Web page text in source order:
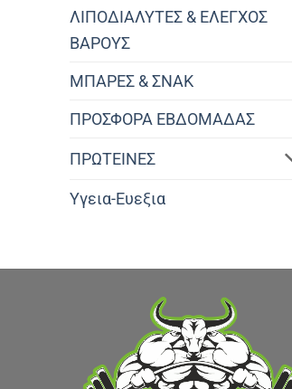
ΛΙΠΟΔΙΑΛΥΤΕΣ & ΕΛΕΓΧΟΣ
ΒΑΡΟΥΣ
ΜΠΑΡΕΣ & ΣΝΑΚ
ΠΡΟΣΦΟΡΑ ΕΒΔΟΜΑΔΑΣ
ΠΡΩΤΕΙΝΕΣ
Υγεια-Ευεξια